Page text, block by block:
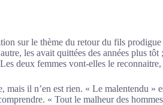
sur le thème du retour du fils
les avait quittées des années plus
deux femmes vont-elles le
il n’en est rien. « Le malentendu
« Tout le malheur des